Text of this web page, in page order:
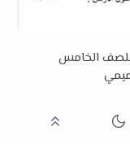
للصف الخامس